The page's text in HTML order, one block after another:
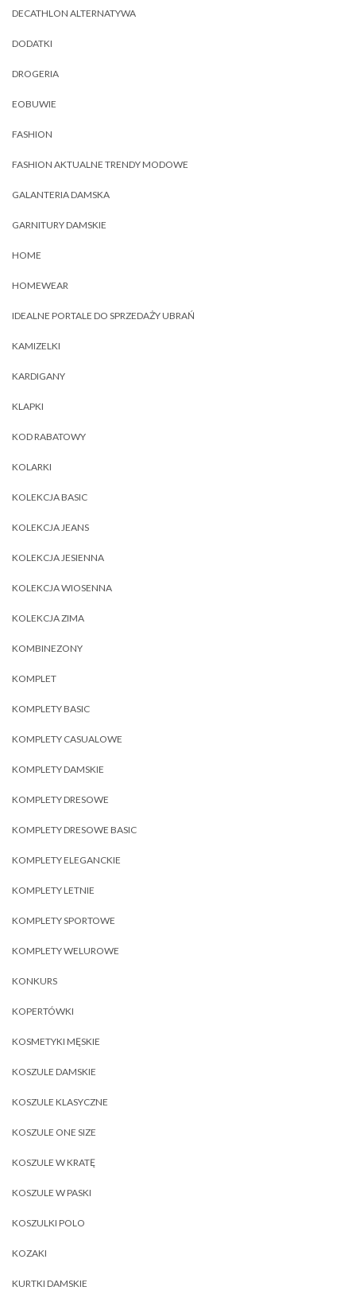
DECATHLON ALTERNATYWA
DODATKI
DROGERIA
EOBUWIE
FASHION
FASHION AKTUALNE TRENDY MODOWE
GALANTERIA DAMSKA
GARNITURY DAMSKIE
HOME
HOMEWEAR
IDEALNE PORTALE DO SPRZEDAŻY UBRAŃ
KAMIZELKI
KARDIGANY
KLAPKI
KOD RABATOWY
KOLARKI
KOLEKCJA BASIC
KOLEKCJA JEANS
KOLEKCJA JESIENNA
KOLEKCJA WIOSENNA
KOLEKCJA ZIMA
KOMBINEZONY
KOMPLET
KOMPLETY BASIC
KOMPLETY CASUALOWE
KOMPLETY DAMSKIE
KOMPLETY DRESOWE
KOMPLETY DRESOWE BASIC
KOMPLETY ELEGANCKIE
KOMPLETY LETNIE
KOMPLETY SPORTOWE
KOMPLETY WELUROWE
KONKURS
KOPERTÓWKI
KOSMETYKI MĘSKIE
KOSZULE DAMSKIE
KOSZULE KLASYCZNE
KOSZULE ONE SIZE
KOSZULE W KRATĘ
KOSZULE W PASKI
KOSZULKI POLO
KOZAKI
KURTKI DAMSKIE